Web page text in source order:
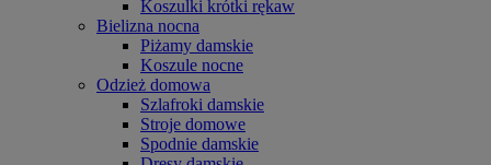
Koszulki krótki rękaw
Bielizna nocna
Piżamy damskie
Koszule nocne
Odzież domowa
Szlafroki damskie
Stroje domowe
Spodnie damskie